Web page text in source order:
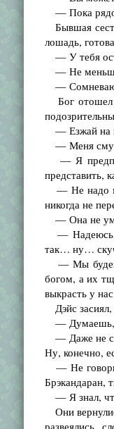
— Пока
Бывшая
лошадь,
— У тебя
— Не
—
Бог отошел
— Езжай на
— Меня
— Я
представить,
— Не надо
никогда не
— Она не
— Надеюсь,
так… ну…
— Мы будем
богом, а их
выкрасть у
Дэйс
— Думаешь,
— Даже не
Ну, конечно,
— Не говори
Брэкандаран,
— Я знал,
Они
развеялись,